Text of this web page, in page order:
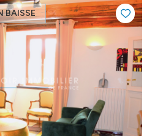
BAISSE